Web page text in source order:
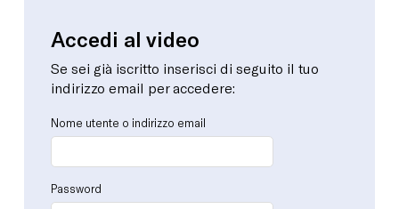
Accedi al video
Se sei già iscritto inserisci di seguito il tuo
indirizzo email per accedere:
Nome utente o indirizzo email
Password